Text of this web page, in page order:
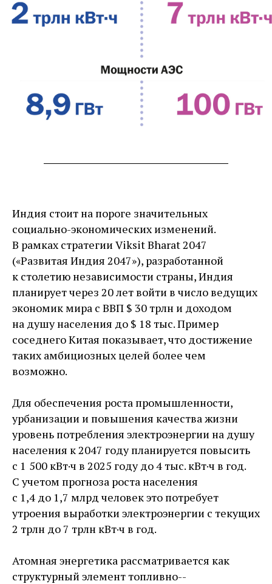
Индия стоит на пороге значительных
социально-­экономических изменений.
В рамках стратегии Viksit Bharat 2047
(«Развитая Индия 2047»), разработанной
к столетию независимости страны, Индия
планирует через 20 лет вой­ти в число ведущих
экономик мира с ВВП $ 30 трлн и доходом
на душу населения до $ 18 тыс. Пример
соседнего Китая показывает, что достижение
таких амбициозных целей более чем
возможно.
Для обеспечения роста промышленности,
урбанизации и повышения качества жизни
уровень потребления электроэнергии на душу
населения к 2047 году планируется повысить
с 1 500 кВт·ч в 2025 году до 4 тыс. кВт·ч в год.
С учетом прогноза роста населения
с 1,4 до 1,7 млрд человек это потребует
утроения выработки электроэнергии с текущих
2 трлн до 7 трлн кВт·ч в год.
Атомная энергетика рассматривается как
структурный элемент топливно-­